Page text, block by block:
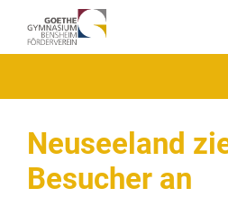
Inhalt
springen
Neuseeland
Besucher an